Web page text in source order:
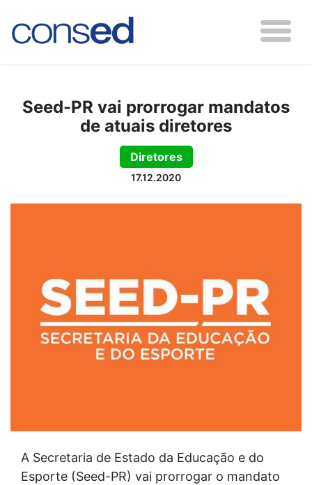
Seed-PR vai prorrogar mandatos
de atuais diretores
Diretores
17.12.2020
A Secretaria de Estado da Educação e do
Esporte (Seed-PR) vai prorrogar o mandato